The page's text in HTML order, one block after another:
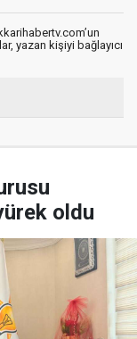
yazan kişiyi bağlayıcı
oldu